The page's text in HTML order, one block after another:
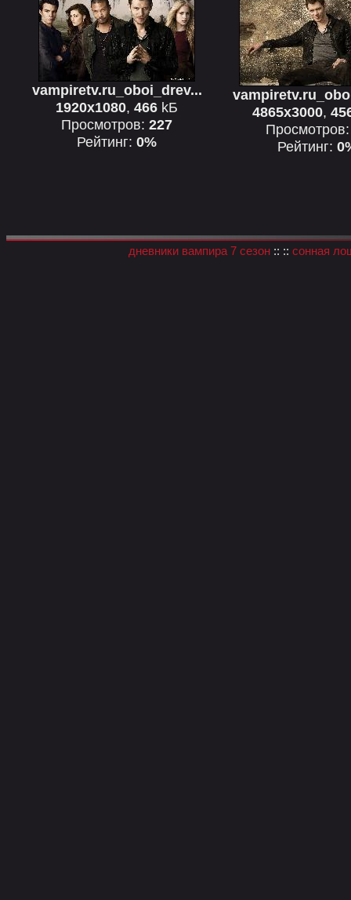
vampiretv.ru_oboi_drev...
1920x1080, 466 kБ
Просмотров: 227
Рейтинг: 0%
4865x3000,
Рейтинг:
дневники вампира 7 сезон:: :: сонная